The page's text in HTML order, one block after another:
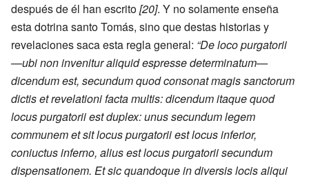
después de él han escrito[20]. Y no solamente enseña
esta dotrina santo Tomás, sino que destas historias y
revelaciones saca esta regla general: “De loco purgatorii
—ubi non invenitur aliquid espresse determinatum—
dicendum est, secundum quod consonat magis sanctorum
dictis et revelationi facta multis: dicendum itaque quod
locus purgatorii est duplex: unus secundum legem
communem et sit locus purgatorii est locus inferior,
coniuctus inferno, alius est locus purgatorii secundum
dispensationem. Et sic quandoque in diversis locis aliqui